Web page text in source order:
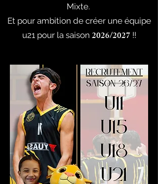
Mixte.
Et pour ambition de créer une équipe
u21 pour la saison 2026/2027!!